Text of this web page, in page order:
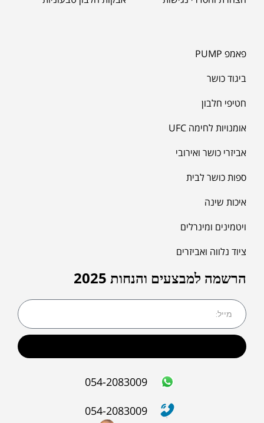
פאמפ PUMP
ביגוד כושר
חטיפי חלבון
אומנויות לחימה UFC
אביזרי כושר ואירובי
ספות כושר לבית
איכות שינה
ויטמינים ומינרלים
ציוד נלווה ואביזרים
הרשמה למבצעים והנחות 2025
054-2083009
054-2083009